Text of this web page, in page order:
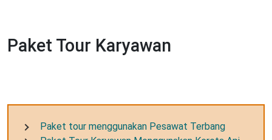
Paket Tour Karyawan
Paket tour menggunakan Pesawat Terbang